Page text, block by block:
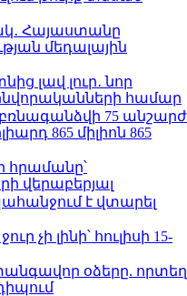
Հայաստանը
մեդալային
լավ լուր․ նոր
համար
75 անշարժ
865 միլիոն 865
հրամանը՝
վերաբերյալ
է վտարել
չի լինի՝ հուլիսի 15-
օձերը. որտեղ